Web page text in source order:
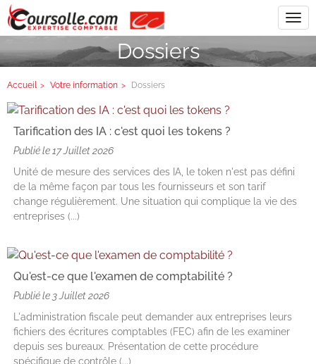
Dossiers
Accueil Votre information Dossiers
Tarification des IA : c'est quoi les tokens ?
Publié le 17 Juillet 2026
Unité de mesure des services des IA, le token n'est pas défini
de la même façon par tous les fournisseurs et son tarif
change régulièrement. Une situation qui complique la vie des
entreprises (...)
Qu'est-ce que l'examen de comptabilité ?
Publié le 3 Juillet 2026
L'administration fiscale peut demander aux entreprises leurs
fichiers des écritures comptables (FEC) afin de les examiner
depuis ses bureaux. Présentation de cette procédure
spécifique de contrôle (...)